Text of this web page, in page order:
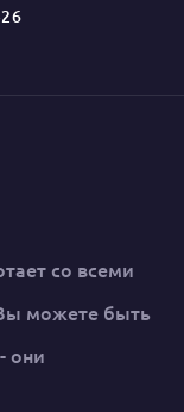
со всеми
можете быть
они